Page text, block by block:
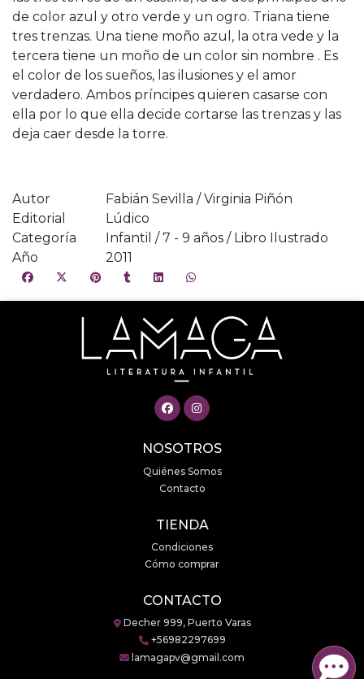
de color azul y otro verde y un ogro. Triana tiene
tres trenzas. Una tiene moño azul, la otra vede y la
tercera tiene un moño de un color sin nombre . Es
el color de los sueños, las ilusiones y el amor
verdadero. Ambos príncipes quieren casarse con
ella por lo que ella decide cortarse las trenzas y las
deja caer desde la torre.
Autor
Fabián Sevilla / Virginia Piñón
Editorial
Lúdico
Categoría
Infantil / 7 - 9 años / Libro Ilustrado
Año
2011
NOSOTROS
Quiénes Somos
Contacto
TIENDA
Condiciones
Cómo comprar
CONTACTO
Decher 999, Puerto Varas
+56982297699
lamagapv@gmail.com